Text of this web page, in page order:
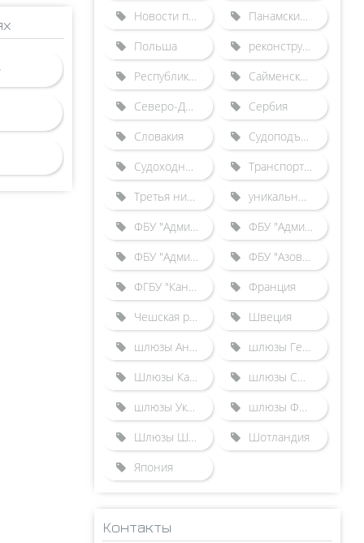
Новости по зарубежным шлюзам
Панамский канал
Польша
реконструкция Городецкого гидроузла
Республика Беларусь
Сайменский канал
Северо-Двинская шлюзованная система
Сербия
Словакия
Судоподъемники
Судоходные каналы
Транспортные происшествия
Третья нитка Городецкого шлюза
уникальные гидротехнические сооружения
ФБУ "Администрация "Волго-Балт"
ФБУ "Администрация "Волго-Дон"
ФБУ "Администрация "Камводпуть"
ФБУ "Азово-Донская бассейновая администрация"
ФГБУ "Канал имени Москвы"
Франция
Чешская республика
Швеция
шлюзы Англии
шлюзы Германии
Шлюзы Казахстана
шлюзы США
шлюзы Украины
шлюзы Франции
Шлюзы Швейцарии
Шотландия
Япония
Контакты